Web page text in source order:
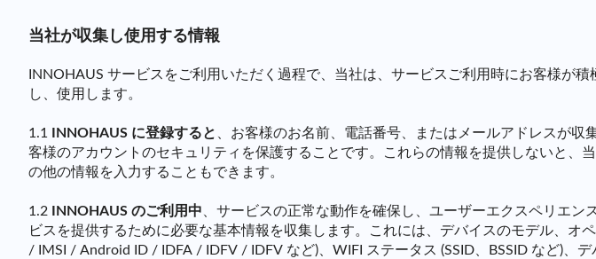
当社が収集し使用する情報
INNOHAUS サービスをご利用いただく過程で、当社は、サービスご利用時にお客様が
し、使用します。
1.1 INNOHAUS に登録すると
、お客様のお名前、電話番号、またはメールアドレスが
客様のアカウントのセキュリティを保護することです。これらの情報を提供しないと
の他の情報を入力することもできます。
1.2 INNOHAUS のご利用中 、サービスの正常な動作を確保し、ユーザーエクスペリエ
ビスを提供するために必要な基本情報を収集します。これには、デバイスのモデル、
/ IMSI / Android ID / IDFA / IDFV / IDFV など)、WIFI ステータス (SSID、BSSID など)、